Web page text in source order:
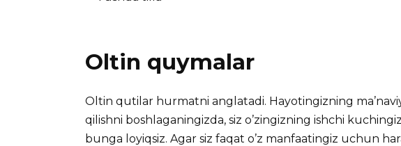
Oltin quymalar
Oltin qutilar hurmatni anglatadi. Hayotingizning
qilishni boshlaganingizda, siz o’zingizning ishchi
bunga loyiqsiz. Agar siz faqat o’z manfaatingiz uchun